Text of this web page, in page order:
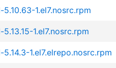
1.el7.nosrc.rpm
1.el7.nosrc.rpm
1.el7.elrepo.nosrc.rpm